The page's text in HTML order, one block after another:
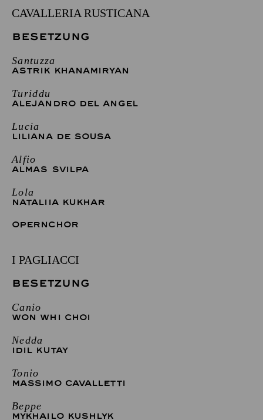
CAVALLERIA RUSTICANA
BESETZUNG
Santuzza
ASTRIK KHANAMIRYAN
Turiddu
ALEJANDRO DEL ANGEL
Lucia
LILIANA DE SOUSA
Alfio
ALMAS SVILPA
Lola
NATALIIA KUKHAR
OPERNCHOR
I PAGLIACCI
BESETZUNG
Canio
WON WHI CHOI
Nedda
IDIL KUTAY
Tonio
MASSIMO CAVALLETTI
Beppe
MYKHAILO KUSHLYK